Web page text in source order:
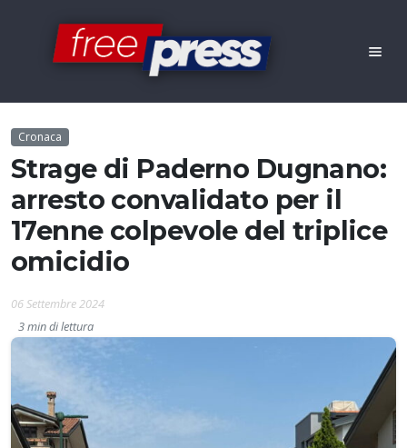
Cronaca
Strage di Paderno Dugnano:
arresto convalidato per il
17enne colpevole del triplice
omicidio
06 Settembre 2024
3 min di lettura